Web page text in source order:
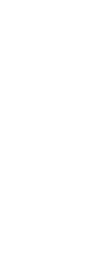
Marketing
20 Jahre
führenden
Heidelberg
in dieVertrieb &